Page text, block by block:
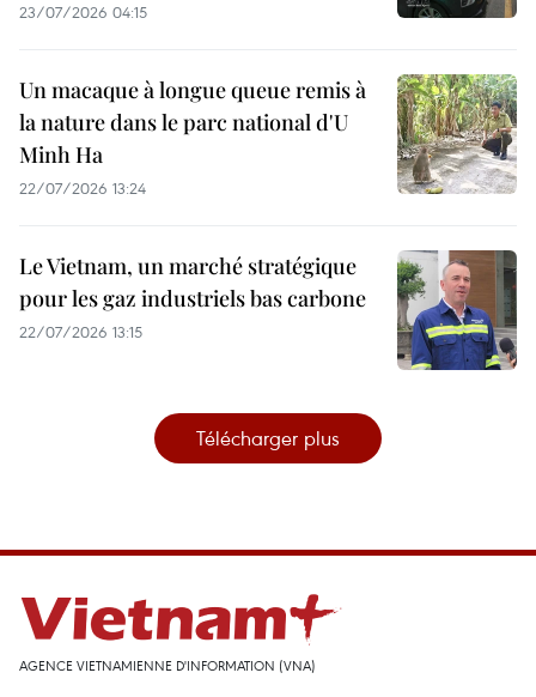
23/07/2026 04:15
Un macaque à longue queue remis à
la nature dans le parc national d'U
Minh Ha
22/07/2026 13:24
Le Vietnam, un marché stratégique
pour les gaz industriels bas carbone
22/07/2026 13:15
Télécharger plus
AGENCE VIETNAMIENNE D'INFORMATION (VNA)